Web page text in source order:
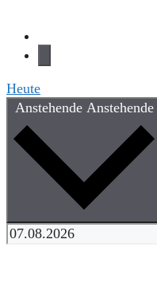
Heute
Anstehende Anstehende